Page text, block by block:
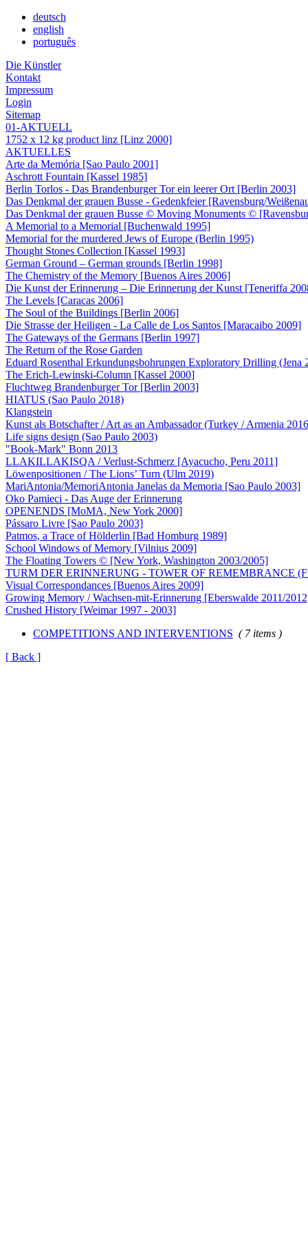
deutsch
english
português
Die Künstler
Kontakt
Impressum
Login
Sitemap
01-AKTUELL
1752 x 12 kg product linz [Linz 2000]
AKTUELLES
Arte da Memória [Sao Paulo 2001]
Aschrott Fountain [Kassel 1985]
Berlin Torlos - Das Brandenburger Tor ein leerer Ort [Berlin 2003]
Das Denkmal der grauen Busse - Gedenkfeier [Ravensburg/
Das Denkmal der grauen Busse © Moving Monuments ©
A Memorial to a Memorial [Buchenwald 1995]
Memorial for the murdered Jews of Europe (Berlin 1995)
Thought Stones Collection [Kassel 1993]
German Ground – German grounds [Berlin 1998]
The Chemistry of the Memory [Buenos Aires 2006]
Die Kunst der Erinnerung – Die Erinnerung der Kunst [Teneriffa
The Levels [Caracas 2006]
The Soul of the Buildings [Berlin 2006]
Die Strasse der Heiligen - La Calle de Los Santos [Maracaibo 2009]
The Gateways of the Germans [Berlin 1997]
The Return of the Rose Garden
Eduard Rosenthal Erkundungsbohrungen Exploratory Drilling (Jena
The Erich-Lewinski-Column [Kassel 2000]
Fluchtweg Brandenburger Tor [Berlin 2003]
HIATUS (Sao Paulo 2018)
Klangstein
Kunst als Botschafter / Art as an Ambassador (Turkey / Armenia
Life signs design (Sao Paulo 2003)
"Book-Mark" Bonn 2013
LLAKILLAKISQA / Verlust-Schmerz [Ayacucho, Peru 2011]
Löwenpositionen / The Lions’ Turn (Ulm 2019)
MariAntonia/MemoriAntonia Janelas da Memoria [Sao Paulo 2003]
Oko Pamieci - Das Auge der Erinnerung
OPENENDS [MoMA, New York 2000]
Pássaro Livre [Sao Paulo 2003]
Patmos, a Trace of Hölderlin [Bad Homburg 1989]
School Windows of Memory [Vilnius 2009]
The Floating Towers © [New York, Washington 2003/2005]
TURM DER ERINNERUNG - TOWER OF REMEMBRANCE
Visual Correspondances [Buenos Aires 2009]
Growing Memory / Wachsen-mit-Erinnerung [Eberswalde 2011/
Crushed History [Weimar 1997 - 2003]
COMPETITIONS AND INTERVENTIONS ( 7 items )
[ Back ]